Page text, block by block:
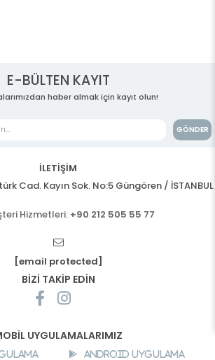
E-BÜLTEN KAYIT
haber almak için kayıt olun!
GÖNDER
İLETİŞİM
Cad. Kayın Sok. No:5 Güngören / İSTANBUL
Hizmetleri: +90 212 505 55 77
[email protected]
BİZİ TAKİP EDİN
UYGULAMALARIMIZ
Android Uygulama